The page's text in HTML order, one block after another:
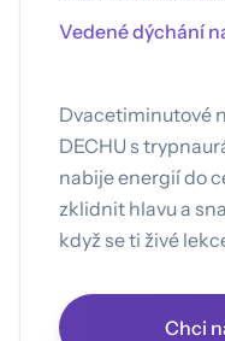
Vedené dýchání
Dvacetiminutové
DECHU s
nabije energií do
zklidnit hlavu a
když se ti živé
Chci